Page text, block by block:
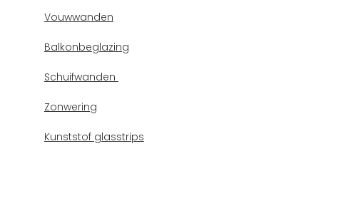
Vouwwanden
Balkonbeglazing
Schuifwanden
Zonwering
Kunststof glasstrips